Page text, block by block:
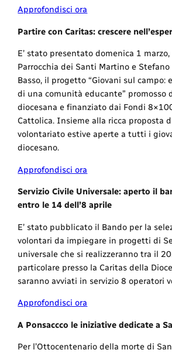
Approfondisci ora
Partire con Caritas: crescere
E’ stato presentato domenica 1 marzo,
Parrocchia dei Santi Martino e
Basso, il progetto “Giovani sul campo:
di una comunità educante” promosso
diocesana e finanziato dai Fondi
Cattolica. Insieme alla ricca proposta
volontariato estive aperte a tutti i
diocesano.
Approfondisci ora
Servizio Civile Universale: aperto il
entro le 14 dell’8 aprile
E’ stato pubblicato il Bando per la
volontari da impiegare in progetti di
universale che si realizzeranno tra il
particolare presso la Caritas della
saranno avviati in servizio 8 operatori
Approfondisci ora
A Ponsaccco le iniziative dedicate a
Per l’Ottocentenario della morte di